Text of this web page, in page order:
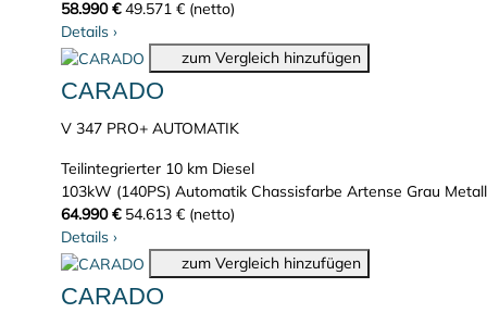
58.990 € 49.571 € (netto)
Details ›
zum Vergleich hinzufügen
CARADO
V 347 PRO+ AUTOMATIK
Teilintegrierter 10 km Diesel
103kW (140PS) Automatik Chassisfarbe Artense Grau
64.990 € 54.613 € (netto)
Details ›
zum Vergleich hinzufügen
CARADO